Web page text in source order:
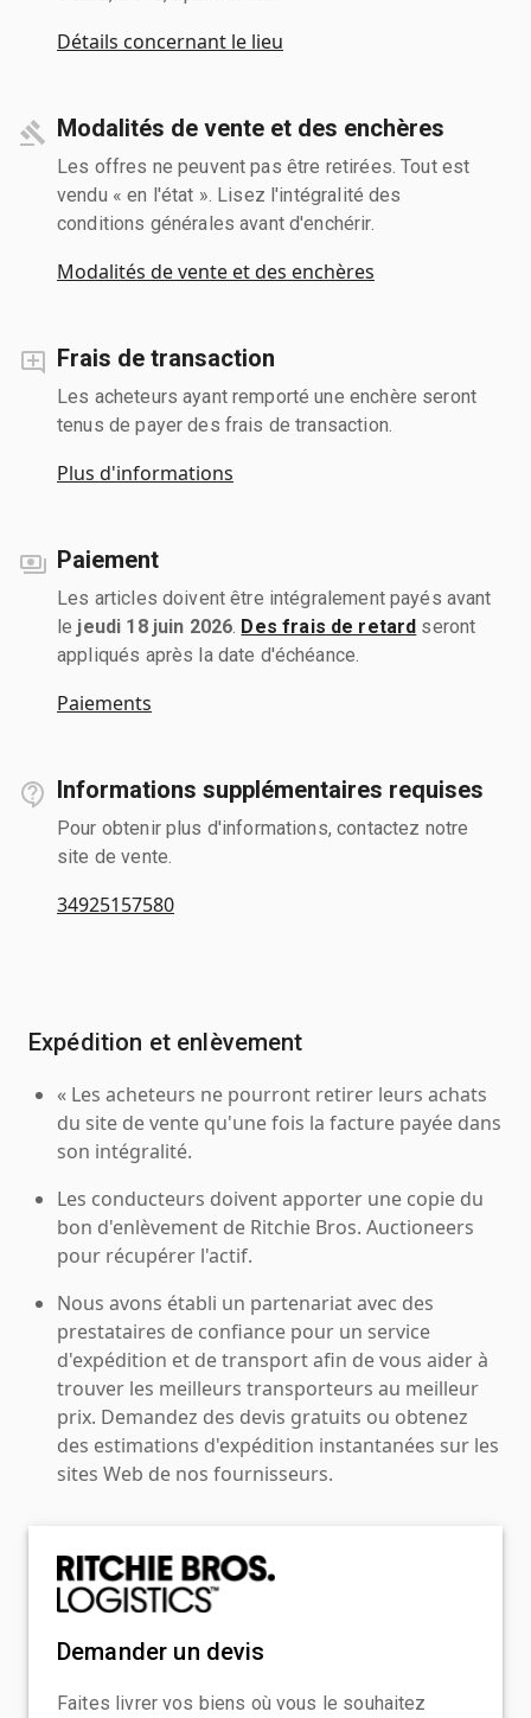
Détails concernant le lieu
Modalités de vente et des enchères
Les offres ne peuvent pas être retirées. Tout est
vendu « en l'état ». Lisez l'intégralité des
conditions générales avant d'enchérir.
Modalités de vente et des enchères
Frais de transaction
Les acheteurs ayant remporté une enchère seront
tenus de payer des frais de transaction.
Plus d'informations
Paiement
Les articles doivent être intégralement payés avant
le jeudi 18 juin 2026 Des frais de retard seront
appliqués après la date d'échéance.
Paiements
Informations supplémentaires requises
Pour obtenir plus d'informations, contactez notre
site de vente.
34925157580
Expédition et enlèvement
« Les acheteurs ne pourront retirer leurs achats
du site de vente qu'une fois la facture payée dans
son intégralité.
Les conducteurs doivent apporter une copie du
bon d'enlèvement de Ritchie Bros. Auctioneers
pour récupérer l'actif.
Nous avons établi un partenariat avec des
prestataires de confiance pour un service
d'expédition et de transport afin de vous aider à
trouver les meilleurs transporteurs au meilleur
prix. Demandez des devis gratuits ou obtenez
des estimations d'expédition instantanées sur les
sites Web de nos fournisseurs.
Demander un devis
Faites livrer vos biens où vous le souhaitez